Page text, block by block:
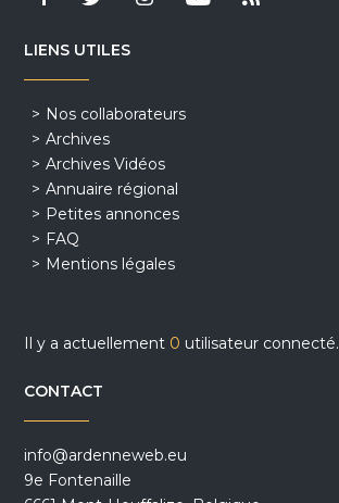
LIENS UTILES
Nos collaborateurs
Archives
Archives Vidéos
Annuaire régional
Petites annonces
FAQ
Mentions légales
Il y a actuellement 0 utilisateur connecté.
CONTACT
info@ardenneweb.eu
9e Fontenaille